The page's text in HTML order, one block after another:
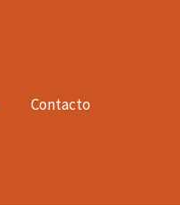
Contacto